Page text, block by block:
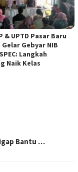
& UPTD Pasar Baru
Gebyar NIB
Langkah
Naik Kelas
Bantu …